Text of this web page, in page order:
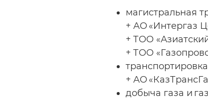
магистральная
+ АО «Интергаз
+ ТОО
+ ТОО
+ АО
добыча газа и